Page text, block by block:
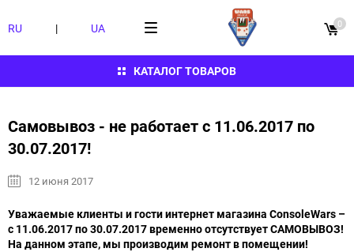
КАТАЛОГ ТОВАРОВ
RU | UA 0
Самовывоз - не работает с 11.06.2017 по
30.07.2017!
12 июня 2017
Уважаемые клиенты и гости интернет магазина ConsoleWars –
с 11.06.2017 по 30.07.2017 временно отсутствует САМОВЫВОЗ!
На данном этапе, мы производим ремонт в помещении!